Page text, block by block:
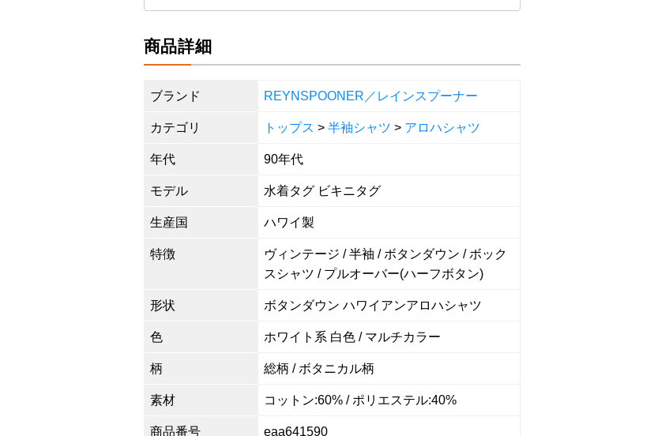
商品詳細
ブランド REYNSPOONER／レインスプーナー
カテゴリ トップス > 半袖シャツ > アロハシャツ
年代 90年代
モデル 水着タグ ビキニタグ
生産国 ハワイ製
特徴
ヴィンテージ / 半袖 / ボタンダウン / ボック
スシャツ / プルオーバー(ハーフボタン)
形状 ボタンダウン ハワイアンアロハシャツ
色 ホワイト系 白色 / マルチカラー
柄 総柄 / ボタニカル柄
素材 コットン:60% / ポリエステル:40%
商品番号 eaa641590